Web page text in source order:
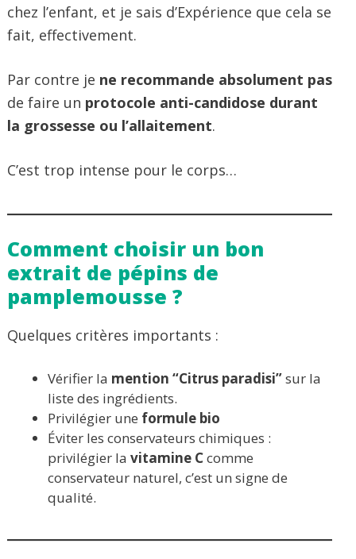
chez l’enfant, et je sais d’Expérience que cela se
fait, effectivement.
Par contre je ne recommande absolument pas
de faire un protocole anti-candidose durant
la grossesse ou l’allaitement.
C’est trop intense pour le corps…
Comment choisir un bon
extrait de pépins de
pamplemousse ?
Quelques critères importants :
Vérifier la mention “Citrus paradisi”sur la
liste des ingrédients.
Privilégier une formule bio
Éviter les conservateurs chimiques :
privilégier la vitamine Ccomme
conservateur naturel, c’est un signe de
qualité.